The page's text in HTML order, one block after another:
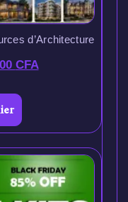
d’Architecture
CFA